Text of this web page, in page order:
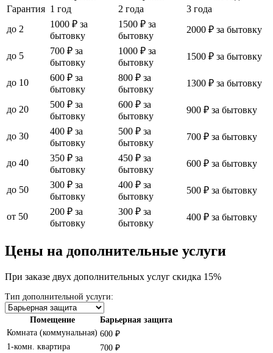
Гарантия 1 год 2 года
3 года
до 2
1000 ₽ за
бытовку
1500 ₽ за
бытовку
2000 ₽ за бытовку
до 5
700 ₽ за
бытовку
1000 ₽ за
бытовку
1500 ₽ за бытовку
до 10
600 ₽ за
бытовку
800 ₽ за
бытовку
1300 ₽ за бытовку
до 20
500 ₽ за
бытовку
600 ₽ за
бытовку
900 ₽ за бытовку
до 30
400 ₽ за
бытовку
500 ₽ за
бытовку
700 ₽ за бытовку
до 40
350 ₽ за
бытовку
450 ₽ за
бытовку
600 ₽ за бытовку
до 50
300 ₽ за
бытовку
400 ₽ за
бытовку
500 ₽ за бытовку
от 50
200 ₽ за
бытовку
300 ₽ за
бытовку
400 ₽ за бытовку
Цены на дополнительные услуги
При заказе двух дополнительных услуг скидка 15%
Тип дополнительной услуги:
Помещение
Барьерная защита
Комната (коммунальная) 600 ₽
1-комн. квартира
700 ₽